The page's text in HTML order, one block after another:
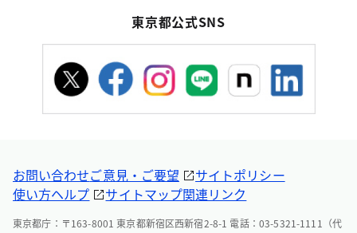
東京都公式SNS
お問い合わせご意見・ご要望
サイトポリシー
使い方ヘルプ
サイトマップ関連リンク
東京都庁：〒163-8001 東京都新宿区西新宿2-8-1 電話：03-5321-1111（代